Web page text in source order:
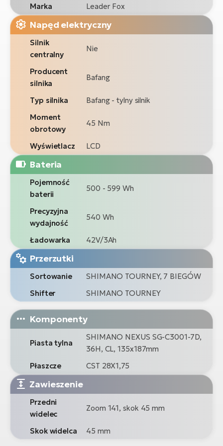
Marka Leader Fox
Napęd elektryczny
Silnik
centralny
Nie
Producent
silnika
Bafang
Typ silnika
Bafang - tylny silnik
Moment
obrotowy
45 Nm
Wyświetlacz LCD
Bateria
Pojemność
baterii
500 - 599 Wh
Precyzyjna
wydajność
540 Wh
Ładowarka 42V/3Ah
Przerzutki
Sortowanie
SHIMANO TOURNEY, 7 BIEGÓW
Shifter
SHIMANO TOURNEY
Komponenty
Piasta tylna
SHIMANO NEXUS SG-C3001-7D,
36H, CL, 135x187mm
Płaszcze
CST 28X1,75
Zawieszenie
Przedni
widelec
Zoom 141, skok 45 mm
Skok widelca 45 mm